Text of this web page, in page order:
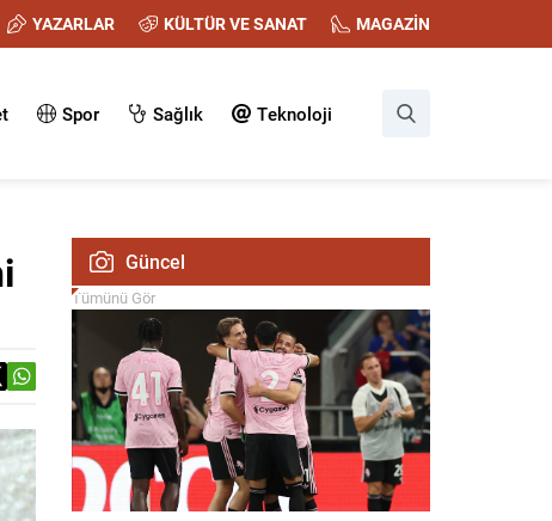
YAZARLAR KÜLTÜR VE SANAT MAGAZİN
Spor Sağlık Teknoloji
Güncel
Tümünü Gör